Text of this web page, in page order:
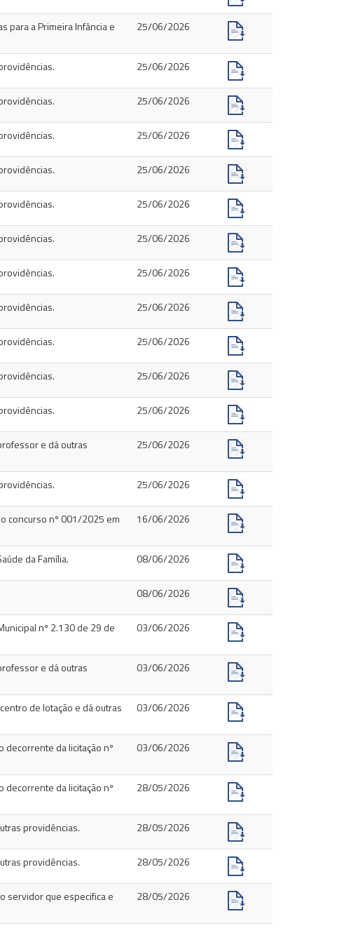
para a Primeira Infância e
25/06/2026
25/06/2026
25/06/2026
25/06/2026
25/06/2026
25/06/2026
25/06/2026
25/06/2026
25/06/2026
25/06/2026
25/06/2026
25/06/2026
e dá outras
25/06/2026
25/06/2026
concurso nº 001/2025 em
16/06/2026
da Família. 08/06/2026
08/06/2026
nº 2.130 de 29 de
03/06/2026
e dá outras
03/06/2026
de lotação e dá outras
03/06/2026
decorrente da licitação nº
03/06/2026
decorrente da licitação nº
28/05/2026
providências. 28/05/2026
providências. 28/05/2026
servidor que especifica e
28/05/2026